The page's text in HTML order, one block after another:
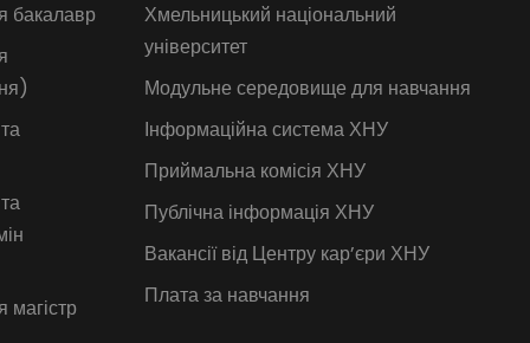
бакалавр
магістр
Хмельницький національний
університет
Модульне середовище для навчання
Інформаційна система ХНУ
Приймальна комісія ХНУ
Публічна інформація ХНУ
Вакансії від Центру кар’єри ХНУ
Плата за навчання